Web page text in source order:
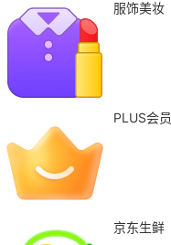
服饰美妆
PLUS会员
京东生鲜